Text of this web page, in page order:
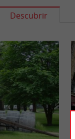
Descubrir